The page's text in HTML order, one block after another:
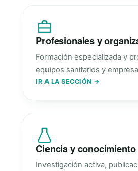
Profesionales y
Formación especializada y
equipos sanitarios y
IR A LA SECCIÓN →
Ciencia y conocimiento
Investigación activa,